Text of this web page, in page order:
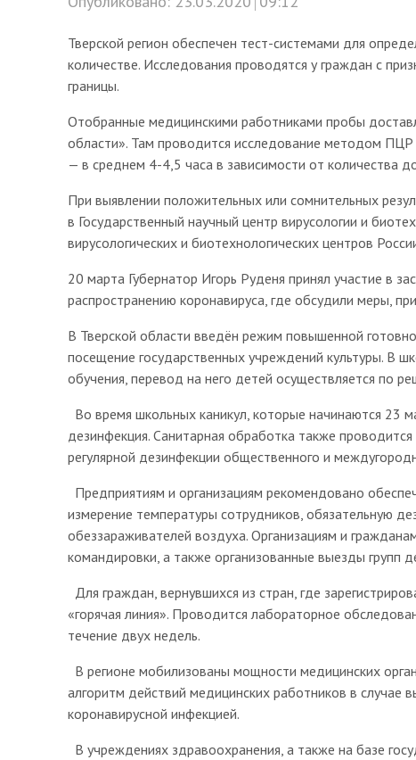
Тверской регион обеспечен тест-системами для
количестве. Исследования проводятся у граждан с
границы.
Отобранные медицинскими работниками пробы
области». Там проводится исследование методом ПЦР
— в среднем 4-4,5 часа в зависимости от количества
При выявлении положительных или сомнительных
в Государственный научный центр вирусологии и
вирусологических и биотехнологических центров
20 марта Губернатор Игорь Руденя принял участие в
распространению коронавируса, где обсудили меры,
В Тверской области введён режим повышенной
посещение государственных учреждений культуры. В
обучения, перевод на него детей осуществляется по
Во время школьных каникул, которые начинаются 23
дезинфекция. Санитарная обработка также
регулярной дезинфекции общественного и
Предприятиям и организациям рекомендовано
измерение температуры сотрудников, обязательную
обеззараживателей воздуха. Организациям и
командировки, а также организованные выезды групп
Для граждан, вернувшихся из стран, где
«горячая линия». Проводится лабораторное
течение двух недель.
В регионе мобилизованы мощности медицинских
алгоритм действий медицинских работников в случае
коронавирусной инфекцией.
В учреждениях здравоохранения, а также на базе